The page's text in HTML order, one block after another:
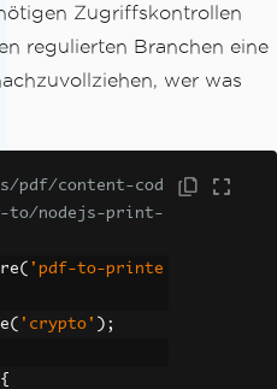
Zugriffskontrollen
regulierten Branchen eine
wer was
pdf/content-cod
to/nodejs-print-
( 'pdf-to-printe
( 'crypto' );
{